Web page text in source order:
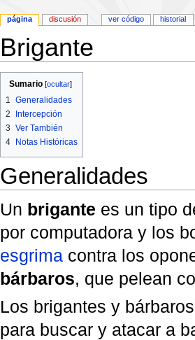
Brigante
Sumario[ocultar]
1
Generalidades
2
Intercepción
3 Ver También
4
Notas Históricas
Generalidades
Un brigante es un tipo
por computadora y los
esgrimacontra los
bárbaros, que pelean
Los brigantes y
para buscar y atacar a
página discusión ver código historial